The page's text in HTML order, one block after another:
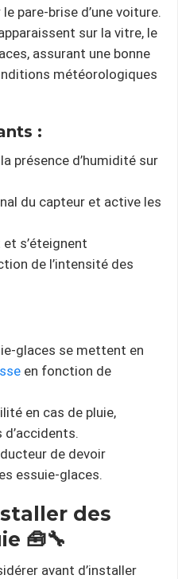
pare-brise d’une voiture.
sur la vitre, le
assurant une bonne
météorologiques
:
présence d’humidité sur
du capteur et active les
et s’éteignent
de l’intensité des
glaces se mettent en
en fonction de
en cas de pluie,
de devoir
essuie-glaces.
des
🧰🔧
avant d’installer